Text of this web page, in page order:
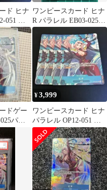
ド ヒナ
051 プ
ション
ワンピースカード ヒナ
R パラレル EB03-025
Heroines
ドゲー
パラ
¥3,999
ワンピースカード ヒナ
パラレル OP12-051 プ
レミアムカードコレク
ション